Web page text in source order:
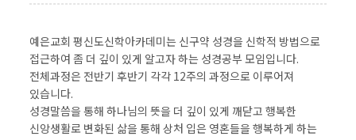
예은교회 평신도신학아카데미는 신구약 성경을 신학적 방법으로
접근하여 좀 더 깊이 있게 알고자 하는 성경공부 모임입니다.
전체과정은 전반기 후반기 각각 12주의 과정으로 이루어져
있습니다.
성경말씀을 통해 하나님의 뜻을 더 깊이 있게 깨닫고 행복한
신앙생활로 변화된 삶을 통해 상처 입은 영혼들을 행복하게 하는